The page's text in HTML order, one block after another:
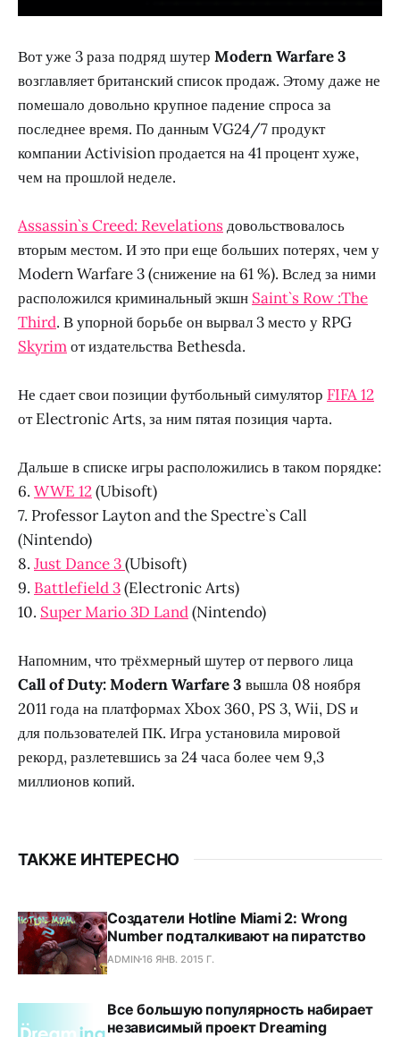
Вот уже 3 раза подряд шутер Modern Warfare 3
возглавляет британский список продаж. Этому даже не
помешало довольно крупное падение спроса за
последнее время. По данным VG24/7 продукт
компании Activision продается на 41 процент хуже,
чем на прошлой неделе.
Assassin`s Creed: Revelationsдовольствовалось
вторым местом. И это при еще больших потерях, чем у
Modern Warfare 3 (снижение на 61 %). Вслед за ними
расположился криминальный экшн Saint`s Row :The
Third. В упорной борьбе он вырвал 3 место у RPG
Skyrimот издательства Bethesda.
Не сдает свои позиции футбольный симулятор FIFA 12
от Electronic Arts, за ним пятая позиция чарта.
Дальше в списке игры расположились в таком порядке:
6. WWE 12(Ubisoft)
7. Professor Layton and the Spectre`s Call
(Nintendo)
8. Just Dance 3(Ubisoft)
9. Battlefield 3(Electronic Arts)
10. Super Mario 3D Land(Nintendo)
Напомним, что трёхмерный шутер от первого лица
Call of Duty: Modern Warfare 3 вышла 08 ноября
2011 года на платформах Xbox 360, PS 3, Wii, DS и
для пользователей ПК. Игра установила мировой
рекорд, разлетевшись за 24 часа более чем 9,3
миллионов копий.
ТАКЖЕ ИНТЕРЕСНО
Создатели Hotline Miami 2: Wrong
Number подталкивают на пиратство
ADMIN16 ЯНВ. 2015 Г.
Все большую популярность набирает
независимый проект Dreaming